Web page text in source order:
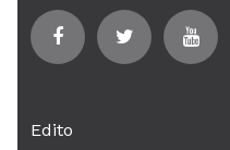
Edito